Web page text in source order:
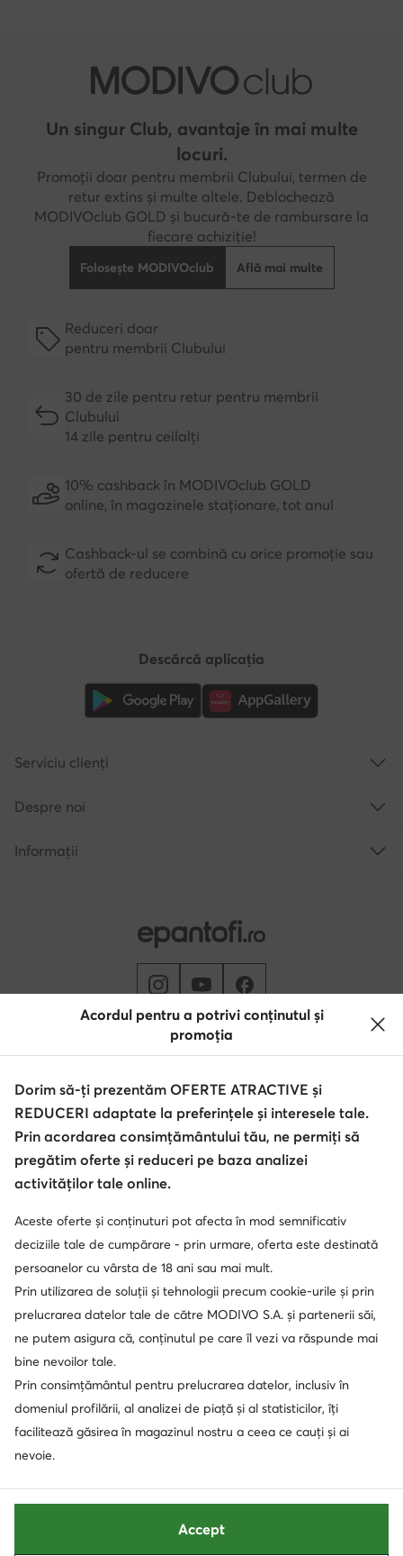
Un singur Club, avantaje în mai multe
locuri.
Promoții doar pentru membrii Clubului, termen de
retur extins și multe altele. Deblochează
MODIVOclub GOLD și bucură-te de rambursare la
fiecare achiziție!
Folosește MODIVOclub Află mai multe
Reduceri doar
pentru membrii Clubului
30 de zile pentru retur pentru membrii
Clubului
14 zile pentru ceilalți
10% cashback în MODIVOclub GOLD
online, în magazinele staționare, tot anul
Cashback-ul se combină cu orice promoție sau
ofertă de reducere
Schimbă țara: Rumunia (RO)
Descărcă aplicația
Serviciu clienți
Despre noi
Informații
© epantofi.ro 2026
Regulament
Modifică setările
Politica de confidențialitate
Protecția datelor
Soluționarea alternativă a litigilor
Acordul pentru a potrivi conținutul și
promoția
Dorim să-ți prezentăm OFERTE ATRACTIVE și
REDUCERI adaptate la preferințele și interesele tale.
Prin acordarea consimțământului tău, ne permiți să
pregătim oferte și reduceri pe baza analizei
activităților tale online.
Aceste oferte și conținuturi pot afecta în mod semnificativ
deciziile tale de cumpărare - prin urmare, oferta este destinată
persoanelor cu vârsta de 18 ani sau mai mult.
Prin utilizarea de soluții și tehnologii precum cookie-urile și prin
prelucrarea datelor tale de către MODIVO S.A. și partenerii săi,
ne putem asigura că, conținutul pe care îl vezi va răspunde mai
bine nevoilor tale.
Prin consimțământul pentru prelucrarea datelor, inclusiv în
domeniul profilării, al analizei de piață și al statisticilor, îți
facilitează găsirea în magazinul nostru a ceea ce cauți și ai
nevoie.
Accept